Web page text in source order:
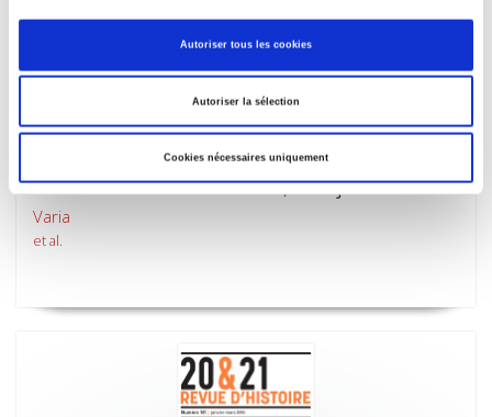
Autoriser tous les cookies
Autoriser la sélection
Cookies nécessaires uniquement
20 & 21. Revue d'histoire 142, avril-juin 2019
Varia
et al.